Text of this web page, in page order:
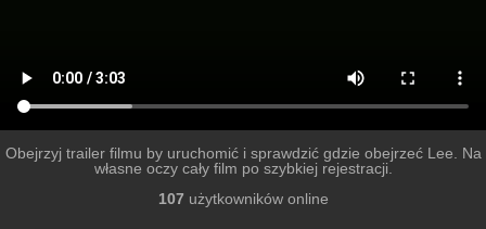
Obejrzyj trailer filmu by uruchomić i sprawdzić gdzie obejrzeć Lee. Na
własne oczy cały film po szybkiej rejestracji.
107 użytkowników online